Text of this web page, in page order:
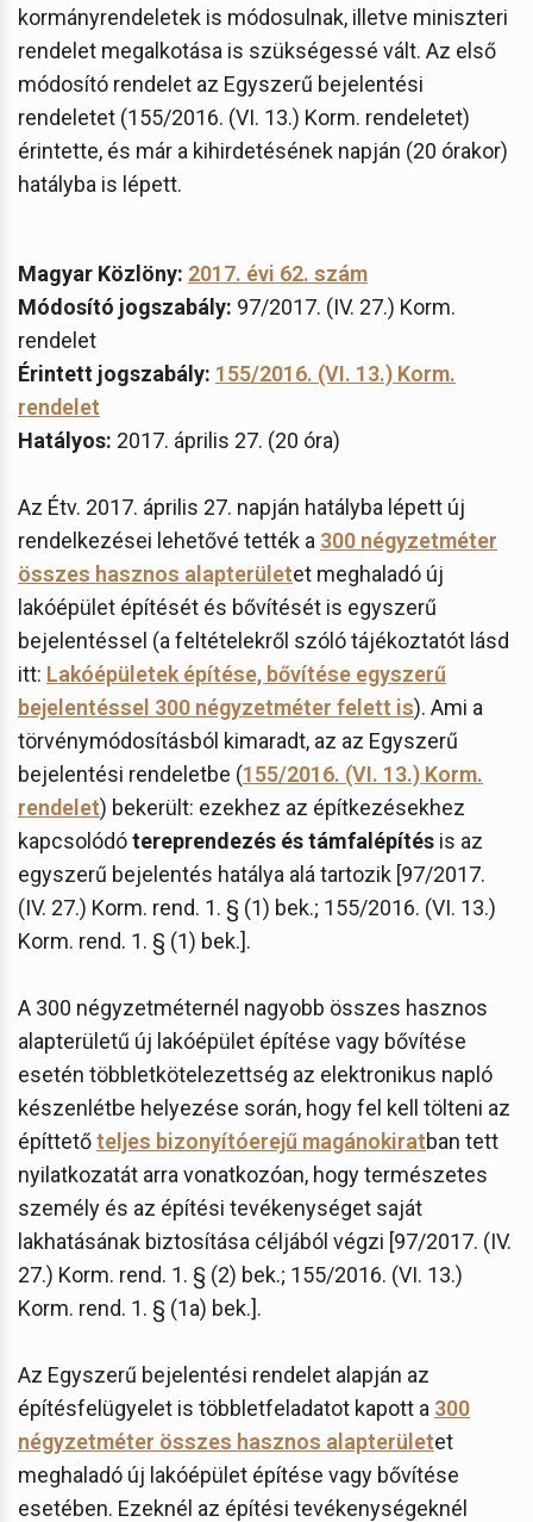
kormányrendeletek is módosulnak, illetve miniszteri
rendelet megalkotása is szükségessé vált. Az első
módosító rendelet az Egyszerű bejelentési
rendeletet (155/2016. (VI. 13.) Korm. rendeletet)
érintette, és már a kihirdetésének napján (20 órakor)
hatályba is lépett.
Magyar Közlöny: 2017. évi 62. szám
Módosító jogszabály: 97/2017. (IV. 27.) Korm.
rendelet
Érintett jogszabály: 155/2016. (VI. 13.) Korm.
rendelet
Hatályos: 2017. április 27. (20 óra)
Az Étv. 2017. április 27. napján hatályba lépett új
rendelkezései lehetővé tették a 300 négyzetméter
összes hasznos alapterületet meghaladó új
lakóépület építését és bővítését is egyszerű
bejelentéssel (a feltételekről szóló tájékoztatót lásd
itt: Lakóépületek építése, bővítése egyszerű
bejelentéssel 300 négyzetméter felett is). Ami a
törvénymódosításból kimaradt, az az Egyszerű
bejelentési rendeletbe (155/2016. (VI. 13.) Korm.
rendelet) bekerült: ezekhez az építkezésekhez
kapcsolódótereprendezés és támfalépítés is az
egyszerű bejelentés hatálya alá tartozik [97/2017.
(IV. 27.) Korm. rend. 1. § (1) bek.; 155/2016. (VI. 13.)
Korm. rend. 1. § (1) bek.].
A 300 négyzetméternél nagyobb összes hasznos
alapterületű új lakóépület építése vagy bővítése
esetén többletkötelezettség az elektronikus napló
készenlétbe helyezése során, hogy fel kell tölteni az
építtetőteljes bizonyítóerejű magánokiratban tett
nyilatkozatát arra vonatkozóan, hogy természetes
személy és az építési tevékenységet saját
lakhatásának biztosítása céljából végzi [97/2017. (IV.
27.) Korm. rend. 1. § (2) bek.; 155/2016. (VI. 13.)
Korm. rend. 1. § (1a) bek.].
Az Egyszerű bejelentési rendelet alapján az
építésfelügyelet is többletfeladatot kapott a 300
négyzetméter összes hasznos alapterületet
meghaladó új lakóépület építése vagy bővítése
esetében. Ezeknél az építési tevékenységeknél